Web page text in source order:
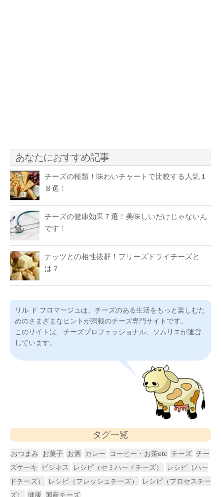
あなたにおすすめ記事
チーズの種類！味わいチャートで比較する人気１
８選！
チーズの健康効果７選！美味しいだけじゃないん
です！
ナッツとの相性抜群！フリーズドライチーズと
は？
リル ド フロマージュは、チーズのある生活をもっと楽しむた
めのさまざまなヒントが満載のチーズ専門サイトです。
このサイトは、チーズプロフェッショナル、ソムリエが運営
しています。
タグ一覧
おつまみ お菓子 お酒 カレー コーヒー・お茶etc チーズ チー
ズケーキ
ビジネス レシピ（セミハードチーズ）
レシピ（ハー
ドチーズ）
レシピ（フレッシュチーズ）
レシピ（プロセスチー
ズ）
健康 国産チーズ